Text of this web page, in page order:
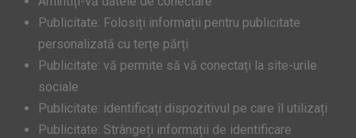
Publicitate: Folosiți informații pentru publicitate
personalizată cu terțe părți
Publicitate: vă permite să vă conectați la site-urile
sociale
Publicitate: identificați dispozitivul pe care îl utilizați
Publicitate: Strângeți informații de identificare